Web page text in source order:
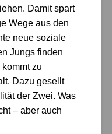
Damit spart
Wege aus den
neue soziale
Jungs finden
zu
Dazu gesellt
der Zwei. Was
– aber auch